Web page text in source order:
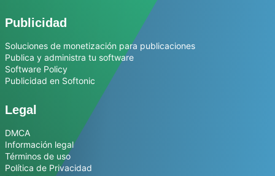
Publicidad
Soluciones de monetización para publicaciones
Publica y administra tu software
Software Policy
Publicidad en Softonic
Legal
DMCA
Información legal
Términos de uso
Política de Privacidad